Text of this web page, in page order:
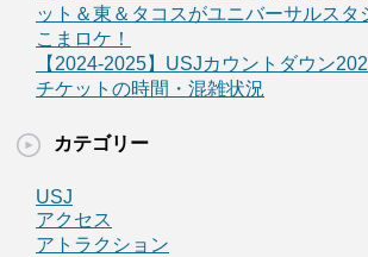
ット＆東＆タコスがユニバーサルスタ
こまロケ！
【2024-2025】USJカウントダウン
チケットの時間・混雑状況
カテゴリー
USJ
アクセス
アトラクション